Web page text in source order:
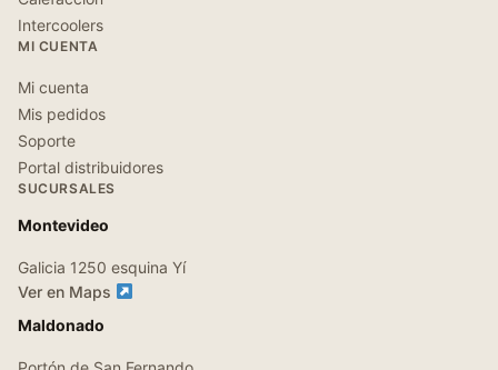
Intercoolers
MI CUENTA
Mi cuenta
Mis pedidos
Soporte
Portal distribuidores
SUCURSALES
Montevideo
Galicia 1250 esquina Yí
Ver en Maps
Maldonado